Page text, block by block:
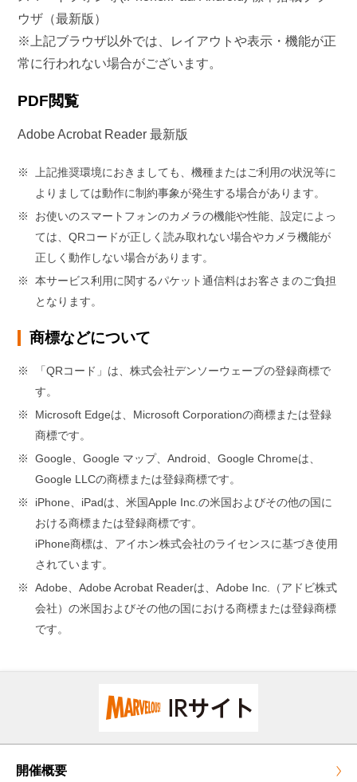
ウザ（最新版）
※上記ブラウザ以外では、レイアウトや表示・機能が正
常に行われない場合がございます。
PDF閲覧
Adobe Acrobat Reader 最新版
※
上記推奨環境におきましても、機種またはご利用の状況等に
よりましては動作に制約事象が発生する場合があります。
※
お使いのスマートフォンのカメラの機能や性能、設定によっ
ては、QRコードが正しく読み取れない場合やカメラ機能が
正しく動作しない場合があります。
※
本サービス利用に関するパケット通信料はお客さまのご負担
となります。
商標などについて
※
「QRコード」は、株式会社デンソーウェーブの登録商標で
す。
※
Microsoft Edgeは、Microsoft Corporationの商標または登録
商標です。
※
Google、Google マップ、Android、Google Chromeは、
Google LLCの商標または登録商標です。
※
iPhone、iPadは、米国Apple Inc.の米国およびその他の国に
おける商標または登録商標です。
iPhone商標は、アイホン株式会社のライセンスに基づき使用
されています。
※
Adobe、Adobe Acrobat Readerは、Adobe Inc.（アドビ株式
会社）の米国およびその他の国における商標または登録商標
です。
開催概要